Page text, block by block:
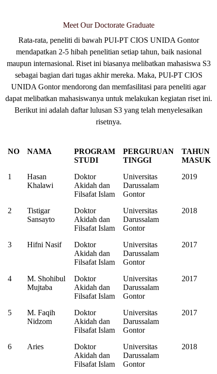
Meet OurDoctorate Graduate
Rata-rata, peneliti di bawah PUI-PT CIOS UNIDA Gontor
mendapatkan 2-5 hibah penelitian setiap tahun, baik nasional
maupun internasional. Riset ini biasanya melibatkan mahasiswa S3
sebagai bagian dari tugas akhir mereka. Maka, PUI-PT CIOS
UNIDA Gontor mendorong dan memfasilitasi para peneliti agar
dapat melibatkan mahasiswanya untuk melakukan kegiatan riset ini.
Berikut ini adalah daftar lulusan S3 yang telah menyelesaikan
risetnya.
NO NAMA
PROGRAM
STUDI
PERGURUAN
TINGGI
TAHUN
MASUK
1
Hasan
Khalawi
Doktor
Akidah dan
Filsafat Islam
Universitas
Darussalam
Gontor
2019
2
Tistigar
Sansayto
Doktor
Akidah dan
Filsafat Islam
Universitas
Darussalam
Gontor
2018
3 Hifni Nasif
Doktor
Akidah dan
Filsafat Islam
Universitas
Darussalam
Gontor
2017
4
M. Shohibul
Mujtaba
Doktor
Akidah dan
Filsafat Islam
Universitas
Darussalam
Gontor
2017
5
M. Faqih
Nidzom
Doktor
Akidah dan
Filsafat Islam
Universitas
Darussalam
Gontor
2017
6 Aries
Doktor
Akidah dan
Filsafat Islam
Universitas
Darussalam
Gontor
2018